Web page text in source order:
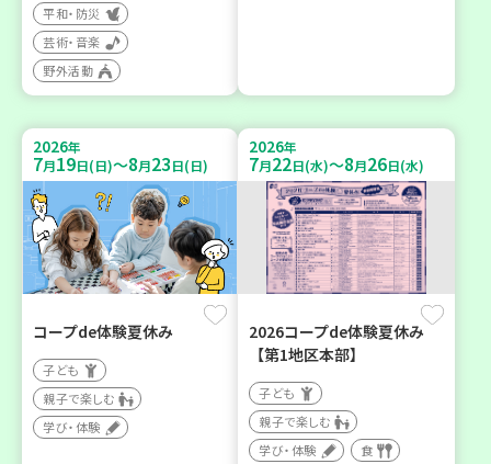
平和・防災
芸術・音楽
野外活動
2026年
7月19日(日)～8月23日(日)
コープde体験夏休み
子ども
親子で楽しむ
学び・体験
2026年
7月22日(水)～8月26日(水)
2026コープde体験夏休み
【第1地区本部】
子ども
親子で楽しむ
学び・体験
食